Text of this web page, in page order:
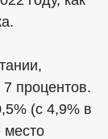
7 процентов.
(с 4,9% в
место